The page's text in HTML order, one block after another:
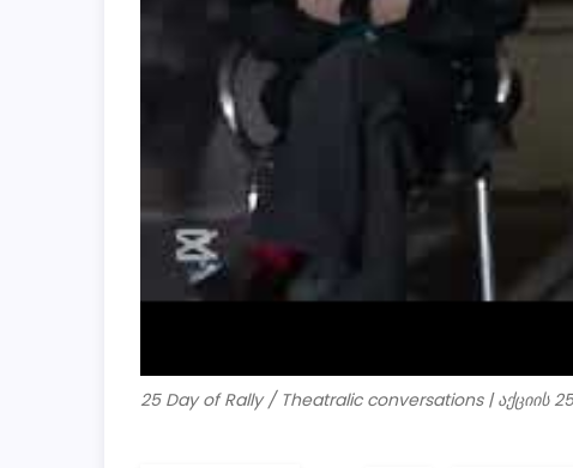
25 Day of Rally / Theatralic conversations | აქციის